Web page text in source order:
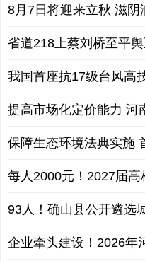
8月7日将迎来立秋 滋
省道218上蔡刘桥至平
我国首座抗17级台风高
提高市场化定价能力 河
保障生态环境法典实施
每人2000元！2027届
93人！确山县公开遴选
企业牵头建设！2026年